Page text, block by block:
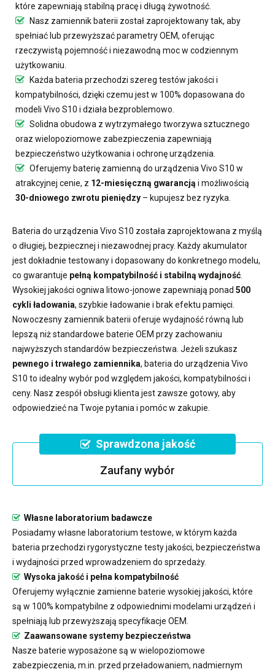
które zapewniają stabilną pracę i długą żywotność.
Nasz zamiennik baterii został zaprojektowany tak, aby
spełniać lub przewyższać parametry OEM, oferując
rzeczywistą pojemność i niezawodną moc w codziennym
użytkowaniu.
Każda bateria przechodzi szereg testów jakości i
kompatybilności, dzięki czemu jest w 100% dopasowana do
modeli Vivo S10 i działa bezproblemowo.
Solidna obudowa z wytrzymałego tworzywa sztucznego
oraz wielopoziomowe zabezpieczenia zapewniają
bezpieczeństwo użytkowania i ochronę urządzenia.
Oferujemybaterię zamienną do urządzenia Vivo S10 w
atrakcyjnej cenie, z 12-miesięczną gwarancją i możliwością
30-dniowego zwrotu pieniędzy – kupujesz bez ryzyka.
Bateria do urządzenia Vivo S10 została zaprojektowana z myślą
o długiej, bezpiecznej i niezawodnej pracy. Każdy akumulator
jest dokładnie testowany i dopasowany do konkretnego modelu,
co gwarantuje pełną kompatybilność i stabilną wydajność
Wysokiej jakości ogniwa litowo-jonowe zapewniają ponad 500
cykli ładowania, szybkie ładowanie i brak efektu pamięci.
Nowoczesny zamiennik baterii oferuje wydajność równą lub
lepszą niż standardowe baterie OEM przy zachowaniu
najwyższych standardów bezpieczeństwa. Jeżeli szukasz
pewnego i trwałego zamiennika, bateria do urządzenia Vivo
S10 to idealny wybór pod względem jakości, kompatybilności i
ceny. Nasz zespół obsługi klienta jest zawsze gotowy, aby
odpowiedzieć na Twoje pytania i pomóc w zakupie.
Sprawdzona jakość
Zaufany wybór
Własne laboratorium badawcze
Posiadamy własne laboratorium testowe, w którym każda
bateria przechodzi rygorystyczne testy jakości, bezpieczeństwa
i wydajności przed wprowadzeniem do sprzedaży.
Wysoka jakość i pełna kompatybilność
Oferujemy wyłącznie zamienne baterie wysokiej jakości, które
są w 100% kompatybilne z odpowiednimi modelami urządzeń i
spełniają lub przewyższają specyfikacje OEM.
Zaawansowane systemy bezpieczeństwa
Nasze baterie wyposażone są w wielopoziomowe
zabezpieczenia, m.in. przed przeładowaniem, nadmiernym